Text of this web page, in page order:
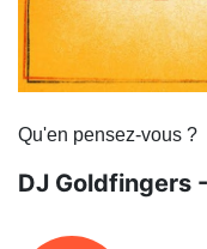
Qu'en pensez-vous ?
DJ Goldfingers